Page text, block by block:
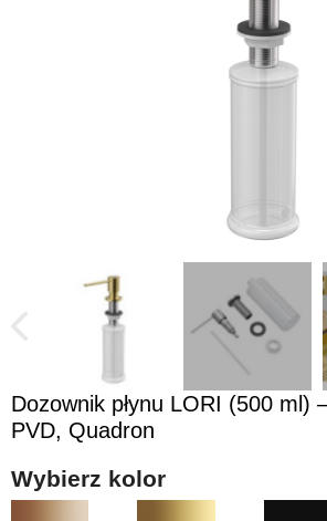
Dozownik płynu LORI (500 ml)
PVD, Quadron
Wybierz kolor